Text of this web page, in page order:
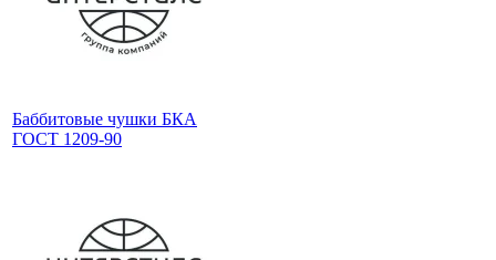
Баббитовые чушки БКА
ГОСТ 1209-90